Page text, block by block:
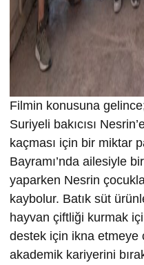
Filmin konusuna
Suriyeli bakıcısı
kaçması için bir miktar
Bayramı’nda ailesiyle
yaparken Nesrin
kaybolur. Batık süt
hayvan çiftliği kurmak
destek için ikna etmeye
akademik kariyerini